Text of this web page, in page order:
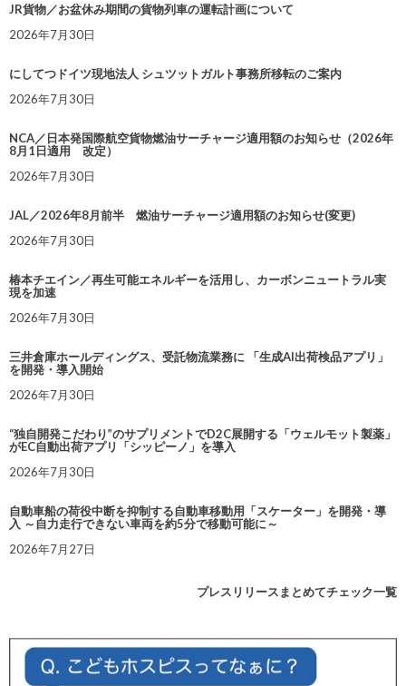
JR貨物／お盆休み期間の貨物列車の運転計画について
2026年7月30日
にしてつドイツ現地法人 シュツットガルト事務所移転のご案内
2026年7月30日
NCA／日本発国際航空貨物燃油サーチャージ適用額のお知らせ（2026年
8月1日適用 改定）
2026年7月30日
JAL／2026年8月前半 燃油サーチャージ適用額のお知らせ(変更)
2026年7月30日
椿本チエイン／再生可能エネルギーを活用し、カーボンニュートラル実
現を加速
2026年7月30日
三井倉庫ホールディングス、受託物流業務に 「生成AI出荷検品アプリ」
を開発・導入開始
2026年7月30日
“独自開発こだわり”のサプリメントでD2C展開する「ウェルモット製薬」
がEC自動出荷アプリ「シッピーノ」を導入
2026年7月30日
自動車船の荷役中断を抑制する自動車移動用「スケーター」を開発・導
入 ～自力走行できない車両を約5分で移動可能に～
2026年7月27日
プレスリリースまとめてチェック一覧